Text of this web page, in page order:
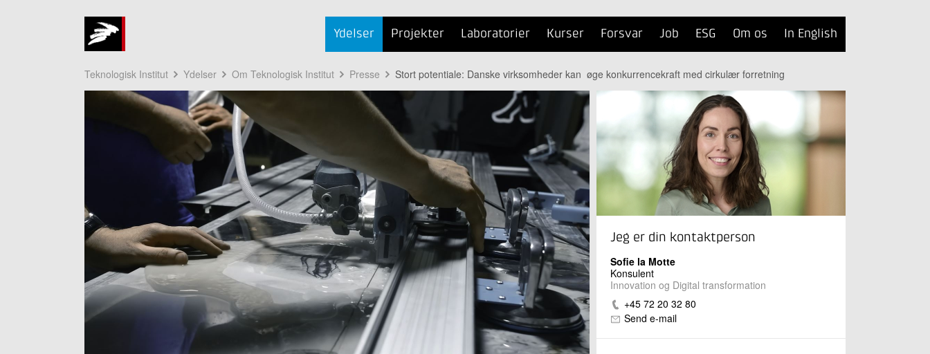
Ydelser Projekter Laboratorier Kurser Forsvar Job ESG Om os In English
Teknologisk Institut Ydelser Om Teknologisk Institut Presse Stort potentiale: Danske virksomheder kan øge konkurrencekraft med cirkulær forretning
Jeg er din kontaktperson
Sofie la Motte
Konsulent
Innovation og Digital transformation
+45 72 20 32 80
Send e-mail